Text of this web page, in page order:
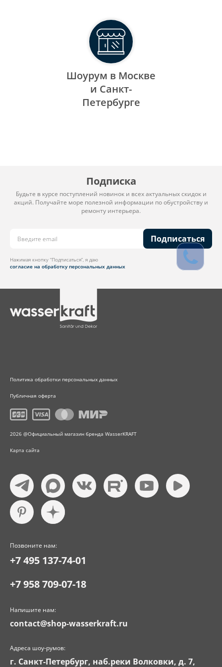
Шоурум в Москве
и Санкт-
Петербурге
Подписка
Будьте в курсе поступлений новинок и всех актуальных скидок и
акций. Получайте море полезной информации по обустройству и
ремонту интерьера.
Подписаться
Нажимая кнопку “Подписаться”, я даю
согласие на обработку персональных данных
Политика обработки персональных данных
Публичная оферта
2026 @Официальный магазин бренда WasserKRAFT
Карта сайта
Позвоните нам:
+7 495 137-74-01
+7 958 709-07-18
Напишите нам:
contact@shop-wasserkraft.ru
Адреса шоу-румов:
г. Санкт-Петербург, наб.реки Волковки, д. 7,